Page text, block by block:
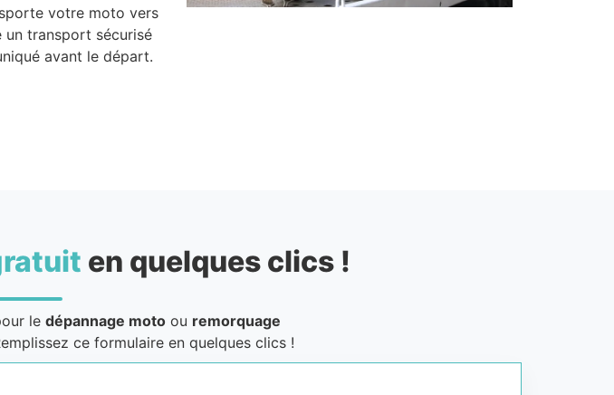
votre moto vers
un transport sécurisé
avant le départ.
en quelques clics !
le dépannage motoou remorquage
ce formulaire en quelques clics !